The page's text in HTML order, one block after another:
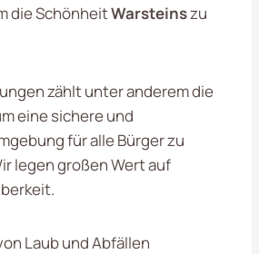
die SchönheitWarsteinszu
zählt unter anderem die
eine sichere und
für alle Bürger zu
legen großen Wert auf
Laub und Abfällen